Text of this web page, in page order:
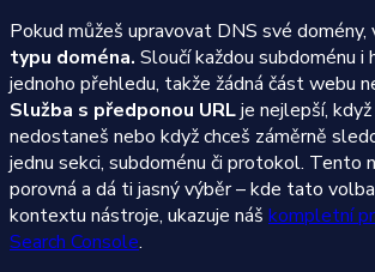
Pokud můžeš upravovat DNS své
typu doména. Sloučí každou subdoménu
jednoho přehledu, takže žádná část webu
Služba s předponou URLje nejlepší,
nedostaneš nebo když chceš záměrně
jednu sekci, subdoménu či protokol. Tento
porovná a dá ti jasný výběr – kde tato
kontextu nástroje, ukazuje náš kompletní
Search Console.